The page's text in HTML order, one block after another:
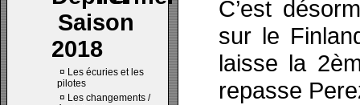
Saison
2018
¤ Les écuries et les
pilotes
¤ Les changements /
C’est
sur le
laisse la
repasse